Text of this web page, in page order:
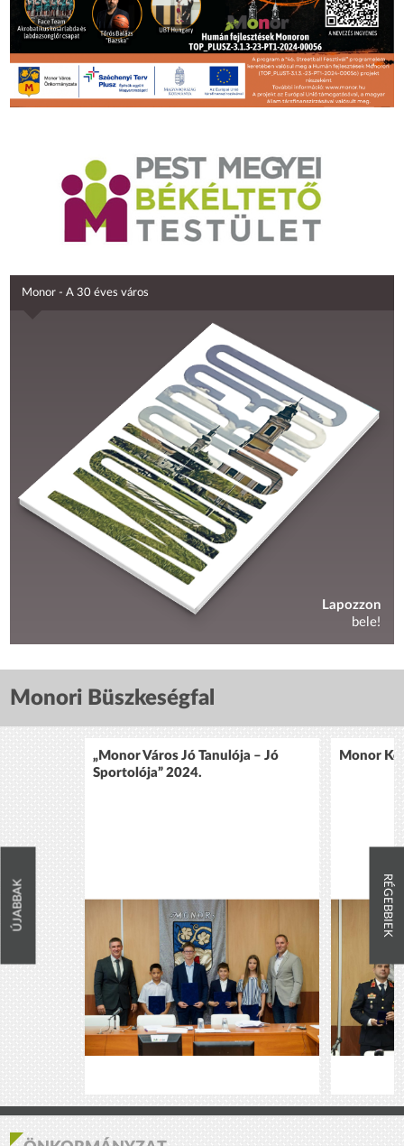
Monor - A 30 éves város
Lapozzon
bele!
Monori Büszkeségfal
ÚJABBAK
„Monor Város Jó Tanulója – Jó
Sportolója” 2024.
Monor
RÉGEBBIEK